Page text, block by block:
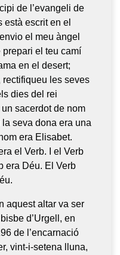
de l’evangeli de
escrit en el
el meu àngel
prepari el teu camí
en el desert;
rectifiqueu les seves
dies del rei
sacerdot de nom
seva dona era una
era Elisabet.
el Verb. I el Verb
era Déu. El Verb
aquest altar va ser
d’Urgell, en
de l’encarnació
vint-i-setena lluna,